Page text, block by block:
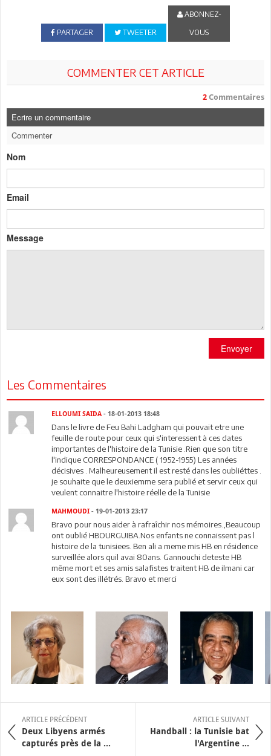
PARTAGER TWEETER
ABONNEZ-
VOUS
COMMENTER CET ARTICLE
2 Commentaires
Ecrire un commentaire
Commenter
Nom
Email
Message
Envoyer
Les Commentaires
ELLOUMI SAIDA - 18-01-2013 18:48
Dans le livre de Feu Bahi Ladgham qui pouvait etre une
feuille de route pour ceux qui s'interessent à ces dates
importantes de l'histoire de la Tunisie .Rien que son titre
l'indique CORRESPONDANCE ( 1952-1955) Les années
décisives . Malheureusement il est resté dans les oubliéttes .
je souhaite que le deuxiemme sera publié et servir ceux qui
veulent connaitre l'histoire réelle de la Tunisie
MAHMOUDI - 19-01-2013 23:17
Bravo pour nous aider à rafraîchir nos mémoires.,Beaucoup
ont oublié HBOURGUIBA.Nos enfants ne connaissent pas l
histoire de la tunisiees. Ben ali a meme mis HB en résidence
surveillée alors quil avai 80ans. Gannouchi deteste HB
même mort et ses amis salafistes traitent HB de ilmani car
eux sont des illétrés. Bravo et merci
ARTICLE PRÉCÉDENT
Deux Libyens armés
capturés près de la ...
ARTICLE SUIVANT
Handball : la Tunisie bat
l'Argentine ...